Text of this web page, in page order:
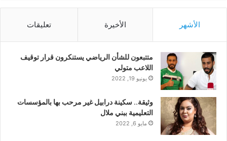
الأشهر الأخيرة تعليقات
متتبعون للشأن الرياضي يستنكرون قرار توقيف
اللاعب متولي
يونيو 19, 2022
وثيقة.. سكينة درابيل غير مرحب بها بالمؤسسات
التعليمية ببني ملال
مايو 6, 2022